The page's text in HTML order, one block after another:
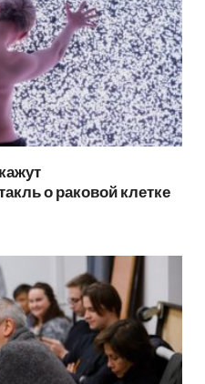
о раковой клетке